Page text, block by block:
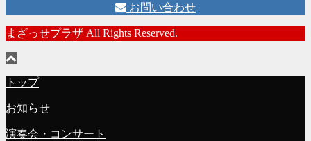
お問い合わせ
まざっせプラザ All Rights Reserved.
トップ
お知らせ
演奏会・コンサート